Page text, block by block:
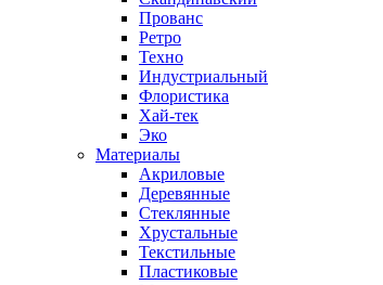
Прованс
Ретро
Техно
Индустриальный
Флористика
Хай-тек
Эко
Материалы
Акриловые
Деревянные
Стеклянные
Хрустальные
Текстильные
Пластиковые